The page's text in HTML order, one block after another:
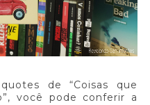
de “Coisas que
você pode conferir a